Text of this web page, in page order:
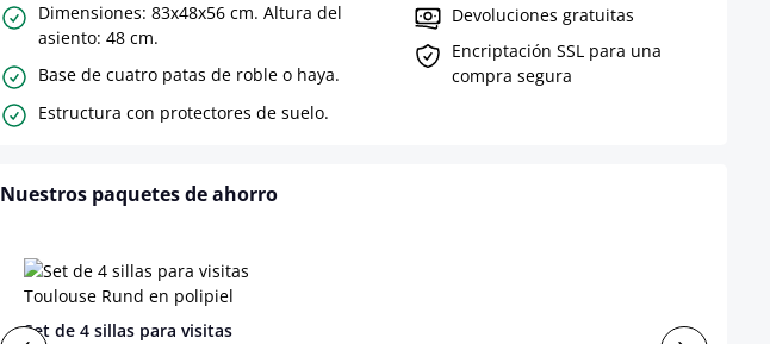
Dimensiones: 83x48x56 cm. Altura del
asiento: 48 cm.
Base de cuatro patas de roble o haya.
Estructura con protectores de suelo.
Devoluciones gratuitas
Encriptación SSL para una
compra segura
Nuestros paquetes de ahorro
Set de 4 sillas para visitas